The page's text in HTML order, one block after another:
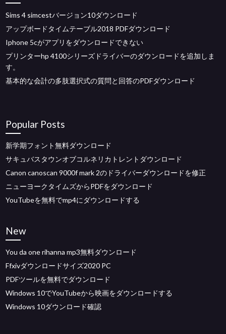
Sims 4 simcestバージョン10ダウンロード
アップボードタイムテーブル2018 PDFダウンロード
Iphone 5cがアプリをダウンロードできない
プリンターhp 4100シリーズドライバーのダウンロードを追加しま
す。
基本的な会計の多肢選択式の質問と回答のPDFダウンロード
Popular Posts
新学期フォント無料ダウンロード
サキュバスタウンオブコルネリカトレントダウンロード
Canon canoscan 9000f mark 2のドライバーダウンロードを修正
ニューヨークタイムズからPDFをダウンロード
YouTubeを無料でmp4にダウンロードする
New
You da one rihanna mp3無料ダウンロード
Ffxivダウンロードサイズ2020 PC
PDFツールを無料でダウンロード
Windows 10でYouTubeから映画をダウンロードする
Windows 10ダウンロード確認